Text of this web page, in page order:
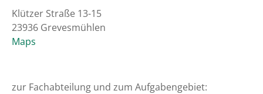
Klützer Straße 13-15
23936 Grevesmühlen
Maps
zur Fachabteilung und zum Aufgabengebiet: